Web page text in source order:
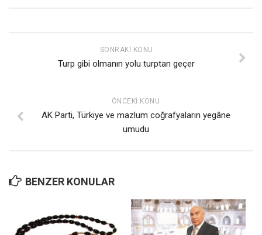
SONRAKI KONU
Turp gibi olmanın yolu turptan geçer
ÖNCEKI KONU
AK Parti, Türkiye ve mazlum coğrafyaların yegâne
umudu
BENZER KONULAR